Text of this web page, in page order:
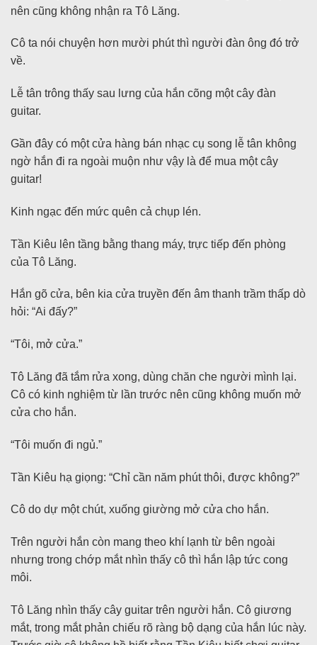
nên cũng không nhận ra Tô Lăng.
Cô ta nói chuyện hơn mười phút thì người đàn ông đó trở
về.
Lễ tân trông thấy sau lưng của hắn cõng một cây đàn
guitar.
Gần đây có một cửa hàng bán nhạc cụ song lễ tân không
ngờ hắn đi ra ngoài muộn như vậy là để mua một cây
guitar!
Kinh ngạc đến mức quên cả chụp lén.
Tần Kiêu lên tầng bằng thang máy, trực tiếp đến phòng
của Tô Lăng.
Hắn gõ cửa, bên kia cửa truyền đến âm thanh trầm thấp dò
hỏi: “Ai đấy?”
“Tôi, mở cửa.”
Tô Lăng đã tắm rửa xong, dùng chăn che người mình lại.
Cô có kinh nghiệm từ lần trước nên cũng không muốn mở
cửa cho hắn.
“Tôi muốn đi ngủ.”
Tần Kiêu hạ giọng: “Chỉ cần năm phút thôi, được không?”
Cô do dự một chút, xuống giường mở cửa cho hắn.
Trên người hắn còn mang theo khí lạnh từ bên ngoài
nhưng trong chớp mắt nhìn thấy cô thì hắn lập tức cong
môi.
Tô Lăng nhìn thấy cây guitar trên người hắn. Cô giương
mắt, trong mắt phản chiếu rõ ràng bộ dạng của hắn lúc này.